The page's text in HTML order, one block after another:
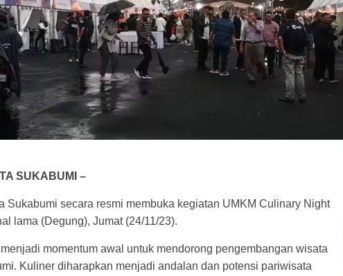
SUKABUMI –
Sukabumi secara resmi membuka kegiatan UMKM Culinary Night
lama (Degung), Jumat (24/11/23).
momentum awal untuk mendorong pengembangan wisata
Kuliner diharapkan menjadi andalan dan potensi pariwisata